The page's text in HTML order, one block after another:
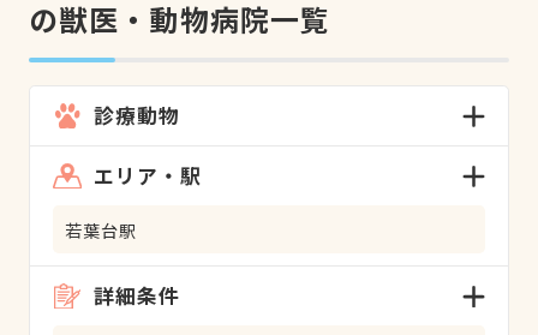
の獣医・動物病院一覧
診療動物
エリア・駅
若葉台駅
詳細条件